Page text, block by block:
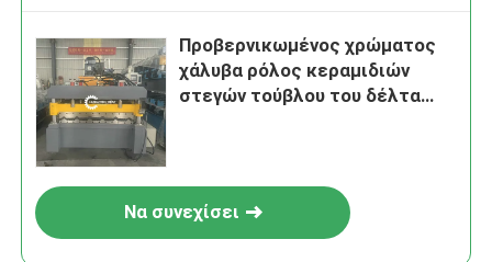
Προβερνικωμένος χρώματος
χάλυβα ρόλος κεραμιδιών
στεγών τούβλου του δέλτα
Να συνεχίσει